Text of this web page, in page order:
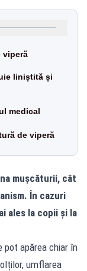
viperă
liniștită și
medical
de viperă
mușcăturii, cât
În cazuri
ales la copii și la
pot apărea chiar în
umflarea